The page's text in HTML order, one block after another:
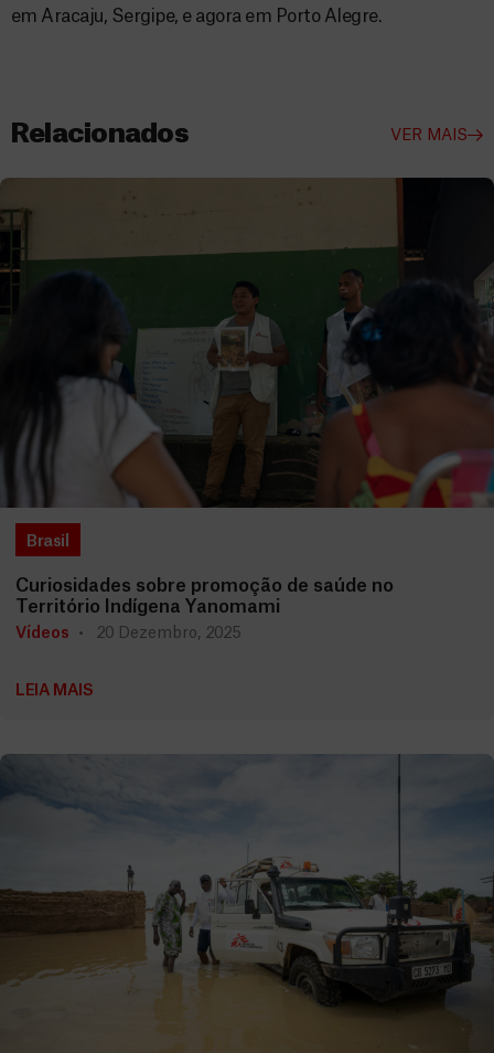
em Aracaju, Sergipe, e agora em Porto Alegre.
Relacionados VER MAIS
Brasil
Curiosidades sobre promoção de saúde no
Território Indígena Yanomami
Vídeos 20 Dezembro, 2025
LEIA MAIS